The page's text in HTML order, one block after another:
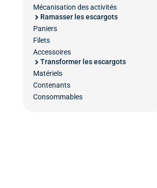
Mécanisation des activités
Ramasser les escargots
Paniers
Filets
Accessoires
Transformer les escargots
Matériels
Contenants
Consommables